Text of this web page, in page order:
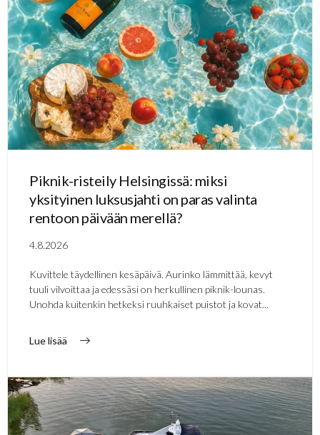
Piknik-risteily Helsingissä: miksi
yksityinen luksusjahti on paras valinta
rentoon päivään merellä?
4.8.2026
Kuvittele täydellinen kesäpäivä. Aurinko lämmittää, kevyt
tuuli vilvoittaa ja edessäsi on herkullinen piknik-lounas.
Unohda kuitenkin hetkeksi ruuhkaiset puistot ja kovat...
Lue lisää